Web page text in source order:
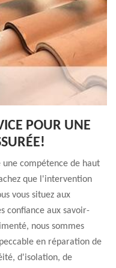
POUR UNE
compétence de haut
que l'intervention
vous situez aux
confiance aux savoir-
nous sommes
en réparation de
d'isolation, de